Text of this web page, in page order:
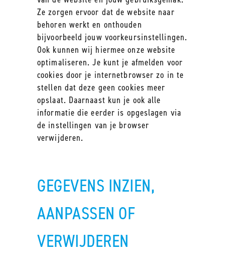
Ze zorgen ervoor dat de website naar
behoren werkt en onthouden
bijvoorbeeld jouw voorkeursinstellingen.
Ook kunnen wij hiermee onze website
optimaliseren. Je kunt je afmelden voor
cookies door je internetbrowser zo in te
stellen dat deze geen cookies meer
opslaat. Daarnaast kun je ook alle
informatie die eerder is opgeslagen via
de instellingen van je browser
verwijderen.
GEGEVENS INZIEN,
AANPASSEN OF
VERWIJDEREN